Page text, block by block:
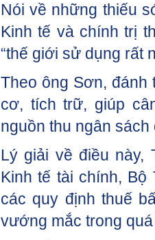
Nói về những thiếu
Kinh tế và chính trị
“thế giới sử dụng rất
Theo ông Sơn, đánh
cơ, tích trữ, giúp
nguồn thu ngân sách
Lý giải về điều này,
Kinh tế tài chính,
các quy định thuế
vướng mắc trong